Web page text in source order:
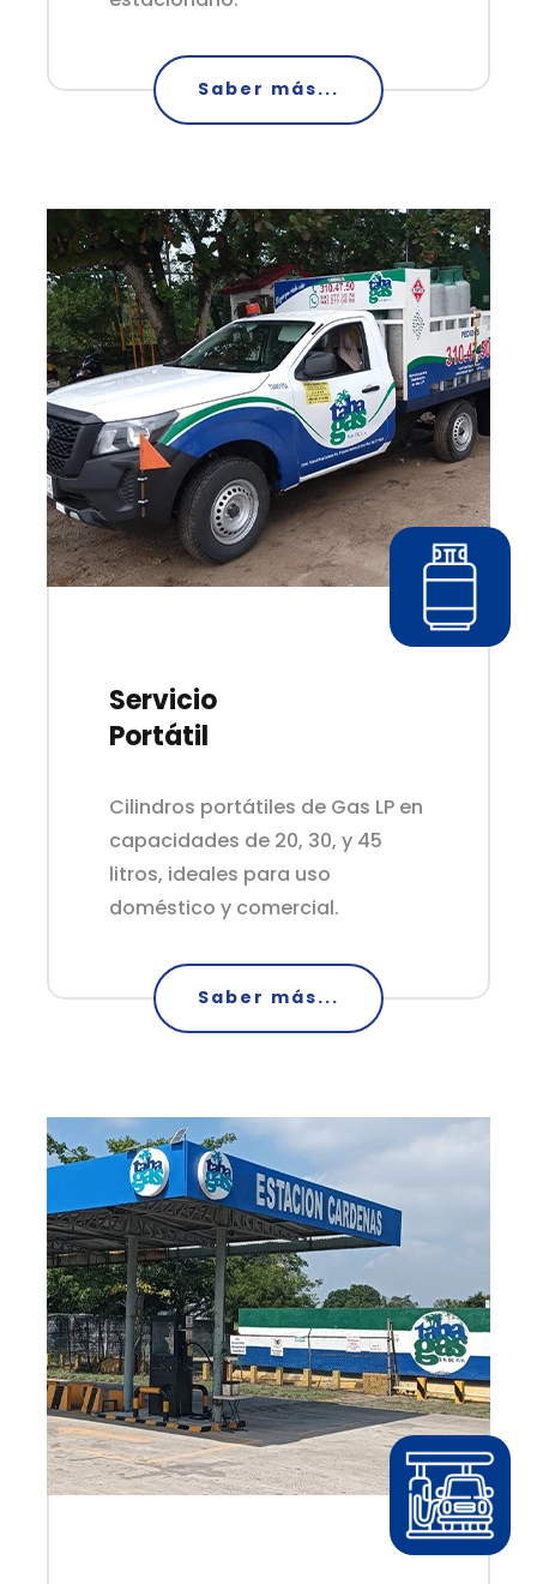
Saber más...
Servicio
Portátil
Cilindros portátiles de Gas LP en
capacidades de 20, 30, y 45
litros, ideales para uso
doméstico y comercial.
Saber más...